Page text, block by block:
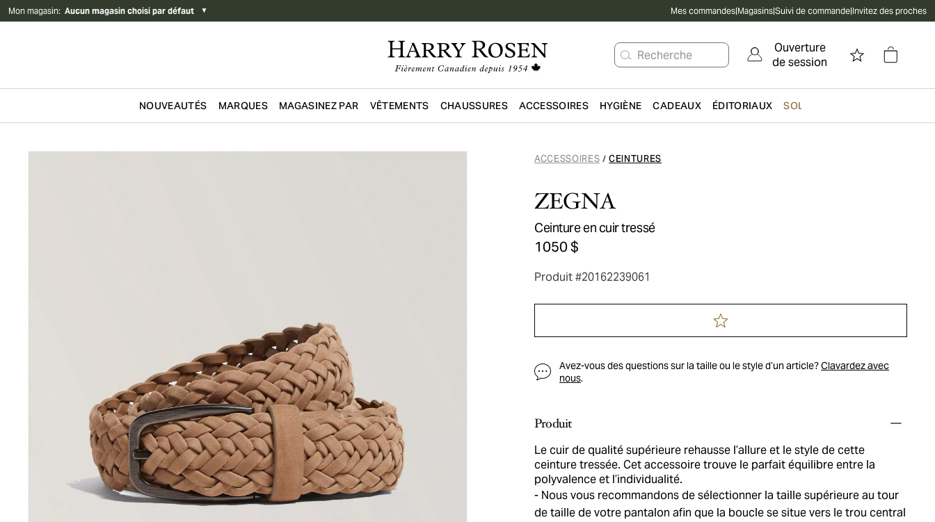
Mon magasin: Aucun magasin choisi par défaut ▼ Mes commandes|Magasins|Suivi de commande|Invitez des proches
Recherche
Ouverture
de session
Passer au contenu principal
NOUVEAUTÉS MARQUES MAGASINEZ PAR VÊTEMENTS CHAUSSURES ACCESSOIRES HYGIÈNE CADEAUX ÉDITORIAUX SOLDES
ACCESSOIRES / CEINTURES
ZEGNA
Ceinture en cuir tressé
1050 $
Produit #20162239061
Avez-vous des questions sur la taille ou le style d’un article?Clavardez avec
nous.
Produit
Le cuir de qualité supérieure rehausse l’allure et le style de cette
ceinture tressée. Cet accessoire trouve le parfait équilibre entre la
polyvalence et l’individualité.
Nous vous recommandons de sélectionner la taille supérieure au tour
de taille de votre pantalon afin que la boucle se situe vers le trou central